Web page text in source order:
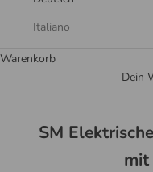
Italiano
Warenkorb
Dein
SM
mit